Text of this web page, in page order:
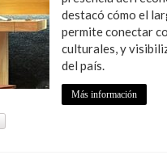
destacó cómo el
permite conectar
culturales, y
del país.
Más información